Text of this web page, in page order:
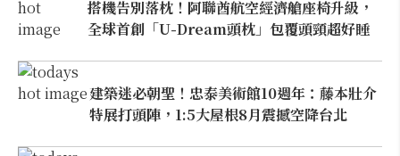
搭機告別落枕！阿聯酋航空經濟艙座椅升級，
全球首創「U-Dream頭枕」包覆頭頸超好睡
建築迷必朝聖！忠泰美術館10週年：藤本壯介
特展打頭陣，1:5大屋根8月震撼空降台北